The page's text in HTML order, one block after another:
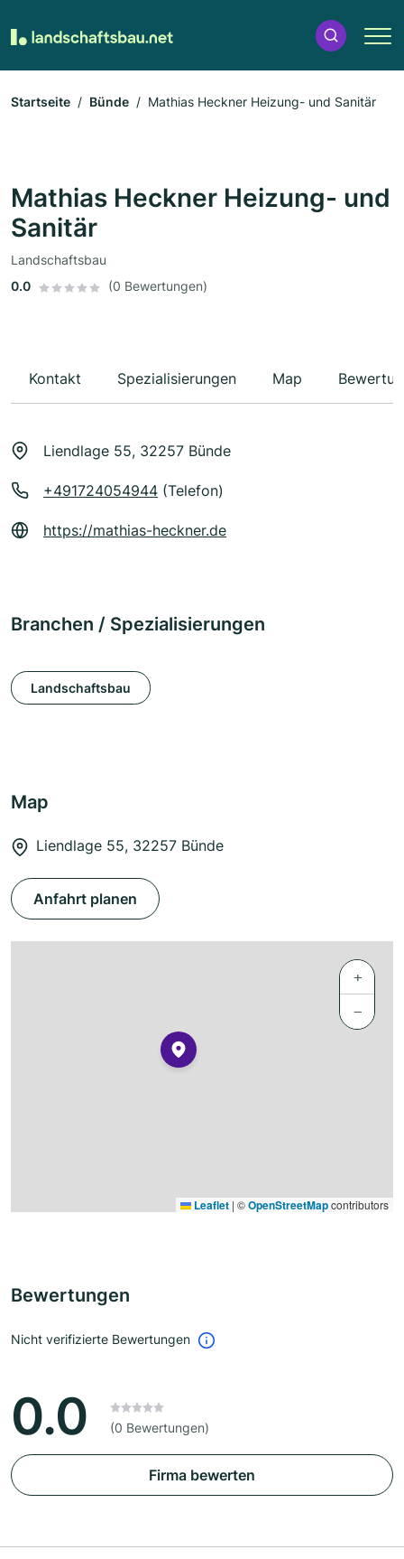
Startseite Bünde Mathias Heckner Heizung- und Sanitär
Mathias Heckner Heizung- und
Sanitär
Landschaftsbau
0.0
(0 Bewertungen)
Kontakt Spezialisierungen Map
Liendlage 55, 32257 Bünde
+491724054944 (Telefon)
https://mathias-heckner.de
Branchen / Spezialisierungen
Landschaftsbau
Map
Liendlage 55, 32257 Bünde
Anfahrt planen
+
−
Leaflet | ©OpenStreetMapcontributors
Bewertungen
Nicht verifizierte Bewertungen
0.0 (0 Bewertungen)
Firma bewerten